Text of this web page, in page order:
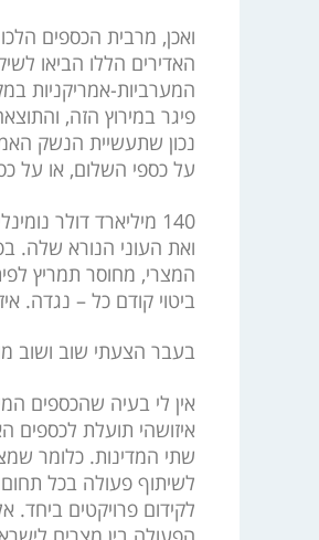
ואכן, מרבית הכספים
האדירים הללו הביאו
המערביות-אמריקניות
פיגר במירוץ הזה,
נכון שתעשיית הנשק
על כספי השלום, או על
140 מיליארד דולר
ואת העוני הנורא שלה.
המצרי, מחוסר תמריץ
ביטוי קודם כל – נגדה.
בעבר הצעתי שוב ושוב
אין לי בעיה שהכספים
איזושהי תועלת
שתי המדינות. כלומר
לשיתוף פעולה בכל